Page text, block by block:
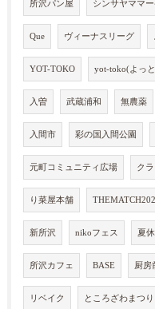
所沢パン屋 シンサヤママー
Que ヴィーナスリーグ
YOT-TOKO yot-toko(よっ
入曽 武蔵浦和 無農薬
入間市 彩の国入間公園
元町コミュニティ広場 ク
り菜屋本舗
新所沢 nikoフェス 夏
所沢カフェ BASE 厨房
リベイク ところざわまつり